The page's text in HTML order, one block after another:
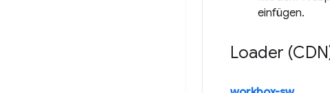
einfügen.
Loader